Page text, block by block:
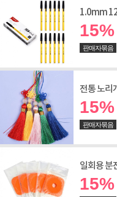
1.0mm
15%
판매자묶음
전통 노리
15%
판매자묶음
일회용 분
15%